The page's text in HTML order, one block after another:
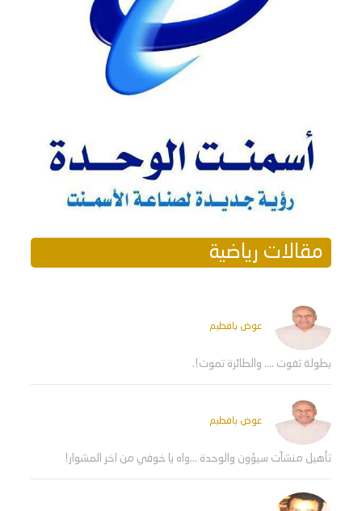
مقالات رياضية
عوض بافطيم
بطولة تفوت .... والطائرة تموت!.
عوض بافطيم
تأهيل منشآت سيؤون والوحدة ...واه يا خوفي من اخر المشوار!